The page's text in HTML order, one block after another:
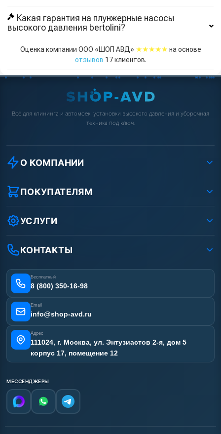
Какая гарантия на плунжерные насосы
высокого давления bertolini?
Оценка компании ООО «ШОП АВД» ★★★★★ на основе
отзывов 17клиентов.
Всё для клининга и автомоек: установки высокого давления и уборочная
техника под ключ.
О КОМПАНИИ
О компании
Реквизиты ООО «Шоп АВД»
Условия соглашения
Вакансии
Статьи
ПОКУПАТЕЛЯМ
Как заказать?
Оплата
Лизинг
Получить скидку
УСЛУГИ
Услуги
Аренда АВД
Сертификаты
Наши работы
Карта сайта
КОНТАКТЫ
Бесплатный
8 (800) 350-16-98
Email
info@shop-avd.ru
Адрес
111024, г. Москва, ул. Энтузиастов 2-я, дом 5
корпус 17, помещение 12
МЕССЕНДЖЕРЫ